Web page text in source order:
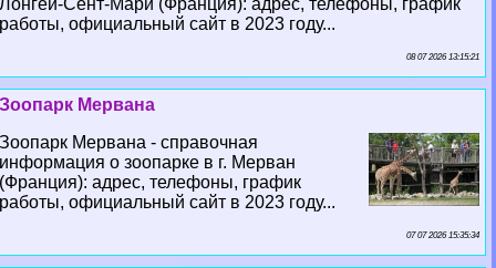
работы, официальный сайт в 2023 году...
08 07 2026 13:15:21
Зоопарк Мервана
Зоопарк Мервана - справочная
информация о зоопарке в г. Мерван
(Франция): адрес, телефоны, график
работы, официальный сайт в 2023 году...
07 07 2026 15:35:34